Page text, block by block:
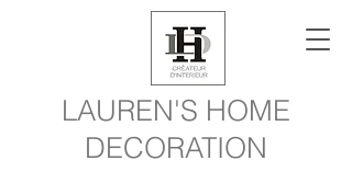
LAUREN'S HOME
DECORATION